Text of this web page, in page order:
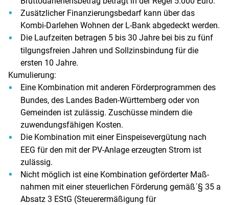
Zusätzlicher Finanzierungsbedarf kann über das
Kombi-Darlehen Wohnen der L-Bank abgedeckt werden.
Die Laufzeiten betragen 5 bis 30 Jahre bei bis zu fünf
tilgungsfreien Jahren und Sollzinsbindung für die
ersten 10 Jahre.
Kumulierung:
Eine Kombination mit anderen Förderprogrammen des
Bundes, des Landes Baden-Württemberg oder von
Gemeinden ist zulässig. Zuschüsse mindern die
zuwendungsfähigen Kosten.
Die Kombination mit einer Einspeisevergütung nach
EEG für den mit der PV-Anlage erzeugten Strom ist
zulässig.
Nicht möglich ist eine Kombination geförderter Maß-
nahmen mit einer steuerlichen Förderung gemäß´§ 35 a
Absatz 3 EStG (Steuerermäßigung für